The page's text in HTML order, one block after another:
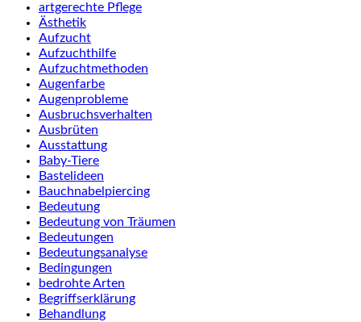
artgerechte Pflege
Ästhetik
Aufzucht
Aufzuchthilfe
Aufzuchtmethoden
Augenfarbe
Augenprobleme
Ausbruchsverhalten
Ausbrüten
Ausstattung
Baby-Tiere
Bastelideen
Bauchnabelpiercing
Bedeutung
Bedeutung von Träumen
Bedeutungen
Bedeutungsanalyse
Bedingungen
bedrohte Arten
Begriffserklärung
Behandlung